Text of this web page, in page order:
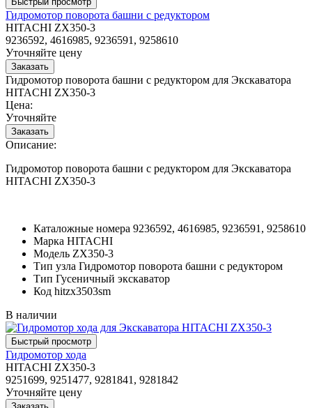
Гидромотор поворота башни с редуктором
HITACHI ZX350-3
9236592, 4616985, 9236591, 9258610
Уточняйте цену
Гидромотор поворота башни с редуктором для Экскаватора
HITACHI ZX350-3
Цена:
Уточняйте
Описание:
Гидромотор поворота башни с редуктором для Экскаватора
HITACHI ZX350-3
Каталожные номера 9236592, 4616985, 9236591, 9258610
Марка HITACHI
Модель ZX350-3
Тип узла Гидромотор поворота башни с редуктором
Тип Гусеничный экскаватор
Код hitzx3503sm
В наличии
Гидромотор хода
HITACHI ZX350-3
9251699, 9251477, 9281841, 9281842
Уточняйте цену